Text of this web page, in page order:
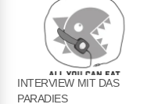
INTERVIEW MIT DAS
PARADIES